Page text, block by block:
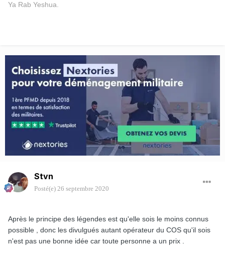
Ya Rab Yeshua.
Stvn
Posté(e) 26 septembre 2020
Après le principe des légendes est qu'elle sois le moins connus
possible , donc les divulgués autant opérateur du COS qu'il sois
n'est pas une bonne idée car toute personne a un prix .